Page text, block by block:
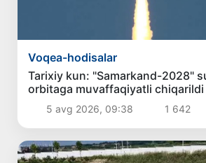
Voqea-hodisalar
Tarixiy kun: "Samarkand-2028"
orbitaga muvaffaqiyatli chiqarildi
5 avg 2026, 09:38 1 642